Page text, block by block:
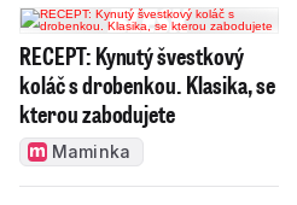
RECEPT: Kynutý švestkový
koláč s drobenkou. Klasika, se
kterou zabodujete
Maminka